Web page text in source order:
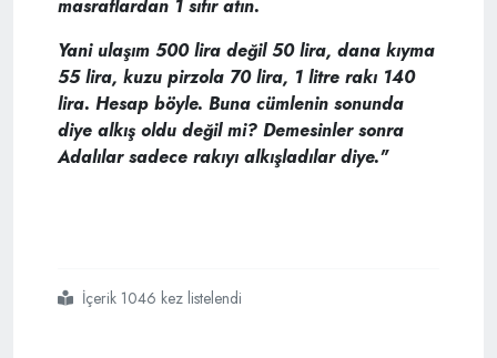
masraflardan 1 sıfır atın.
Yani ulaşım 500 lira değil 50 lira, dana kıyma
55 lira, kuzu pirzola 70 lira, 1 litre rakı 140
lira. Hesap böyle. Buna cümlenin sonunda
diye alkış oldu değil mi? Demesinler sonra
Adalılar sadece rakıyı alkışladılar diye."
#chpnin
#rakıda
#indirim
#vaadi
#gündem
#olduİçerik 1046 kez listelendi